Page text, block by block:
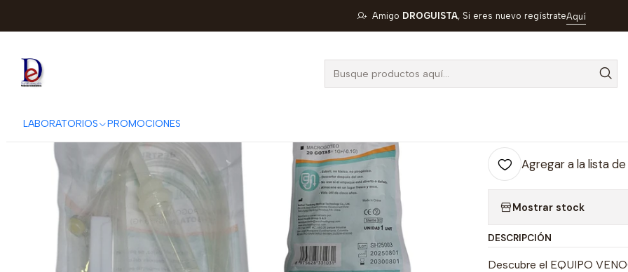
LABORATORIOS PROMOCIONES
Amigo DROGUISTA, Si eres nuevo regístrateAquí
EQUIPO VENOCLISIS MACROGOTEO 20G- -
EQUIPO
-
Agregar a la lista
Mostrar stock
DESCRIPCIÓN
Descubre el EQUIPO